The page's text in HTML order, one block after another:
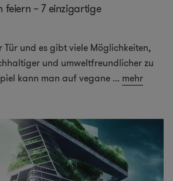
– 7 einzigartige
Tür und es gibt viele Möglichkeiten,
und umweltfreundlicher zu
kann man auf vegane ... mehr